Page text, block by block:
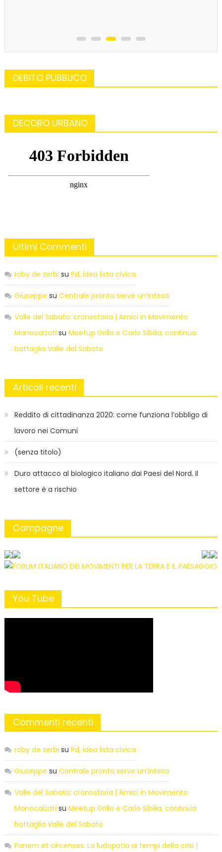
DEBITO PUBBLICO
DECORO URBANO
Ultimi Commenti
roby de zerbi su Pd, idea lista civica
Giuseppe su Centrale pronta serve un’intesa
Valle del Sabato: cronostoria | Amici in Movimento
Manocalzati su Meetup Grillo e Carlo Sibilia, continua
battaglia Valle del Sabato
Articoli recenti
Reddito di cittadinanza 2020: come funziona l’obbligo di
lavoro nei Comuni
(senza titolo)
Duro attacco al biologico italiano dai Paesi del Nord. Il
settore è a rischio
Campagne
You Tube
Commenti recenti
roby de zerbi su Pd, idea lista civica
Giuseppe su Centrale pronta serve un’intesa
Valle del Sabato: cronostoria | Amici in Movimento
Manocalzati su Meetup Grillo e Carlo Sibilia, continua
battaglia Valle del Sabato
Panem et circenses. La ludopatia ai tempi della crisi |